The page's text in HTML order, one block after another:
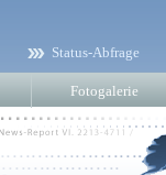
Status-Abfrage
Fotogalerie